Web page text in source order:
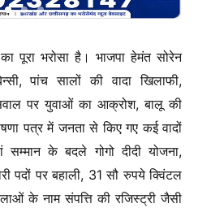
पूरा भरोसा है। भाजपा हेमंत सोरेन
पांच सालों की वादा खिलाफी,
पर युवाओं का आक्रोश, बालू की
पत्र में जनता से किए गए कई वादों
के बदले गोगो दीदी योजना,
पदों पर बहाली, 31 सौ रुपये क्विंटल
के नाम संपत्ति की रजिस्ट्री जैसी